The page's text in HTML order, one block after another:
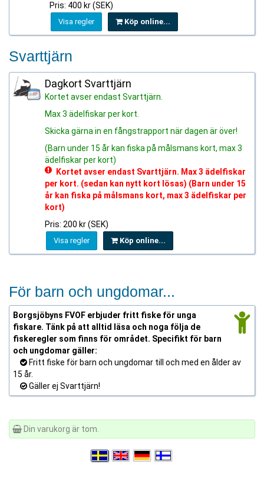
Pris: 400 kr (SEK)
Visa regler Köp online...
Svarttjärn
Dagkort Svarttjärn
Kortet avser endast Svarttjärn.
Max 3 ädelfiskar per kort.
Skicka gärna in en fångstrapport när dagen är över!
(Barn under 15 år kan fiska på målsmans kort, max 3
ädelfiskar per kort)
Kortet avser endast Svarttjärn. Max 3 ädelfiskar
per kort. (sedan kan nytt kort lösas) (Barn under 15
år kan fiska på målsmans kort, max 3 ädelfiskar per
kort)
Pris: 200 kr (SEK)
Visa regler Köp online...
För barn och ungdomar...
Borgsjöbyns FVOF erbjuder fritt fiske för unga
fiskare. Tänk på att alltid läsa och noga följa de
fiskeregler som finns för området. Specifikt för barn
och ungdomar gäller:
Fritt fiske för barn och ungdomar till och med en ålder av
15 år.
Gäller ej Svarttjärn!
Din varukorg är tom.